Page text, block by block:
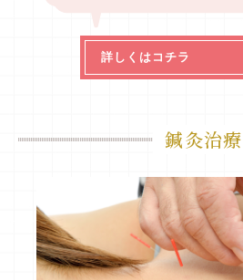
詳しくはコチラ
鍼灸治療